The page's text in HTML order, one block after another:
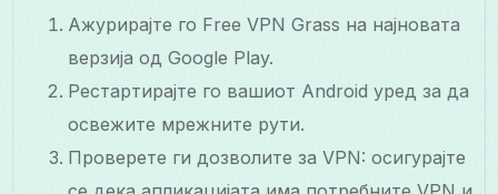
Ажурирајте го Free VPN Grass на најновата
верзија од Google Play.
Рестартирајте го вашиот Android уред за да
освежите мрежните рути.
Проверете ги дозволите за VPN: осигурајте